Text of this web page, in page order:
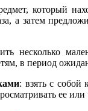
который
а затем
несколько
в период
: взять с собой
ее или